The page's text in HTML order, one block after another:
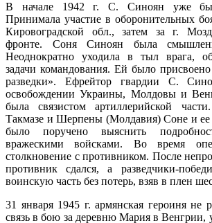
В начале 1942 г. С. Синоян уже
Принимала участие в оборонительных
Кировоградской обл., затем за г.
фронте. Соня Синоян была
Неоднократно уходила в тыл врага,
задачи командования. Ей было
разведки». Ефрейтор гвардии С.
освобождении Украины, Молдовы и
была связистом артиллерийской
Такмазе и Шерпены (Молдавия) Соне и
было поручено выяснить
вражескими войсками. Во время
столкновение с противником. После
противник сдался, а разведчики-
воинскую часть без потерь, взяв в плен
31 января 1945 г. армянская героиня не
связь в бою за деревню Мария в Венгрии,